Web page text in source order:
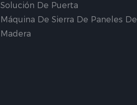
Solución De Puerta
Máquina De Sierra De Paneles De
Madera